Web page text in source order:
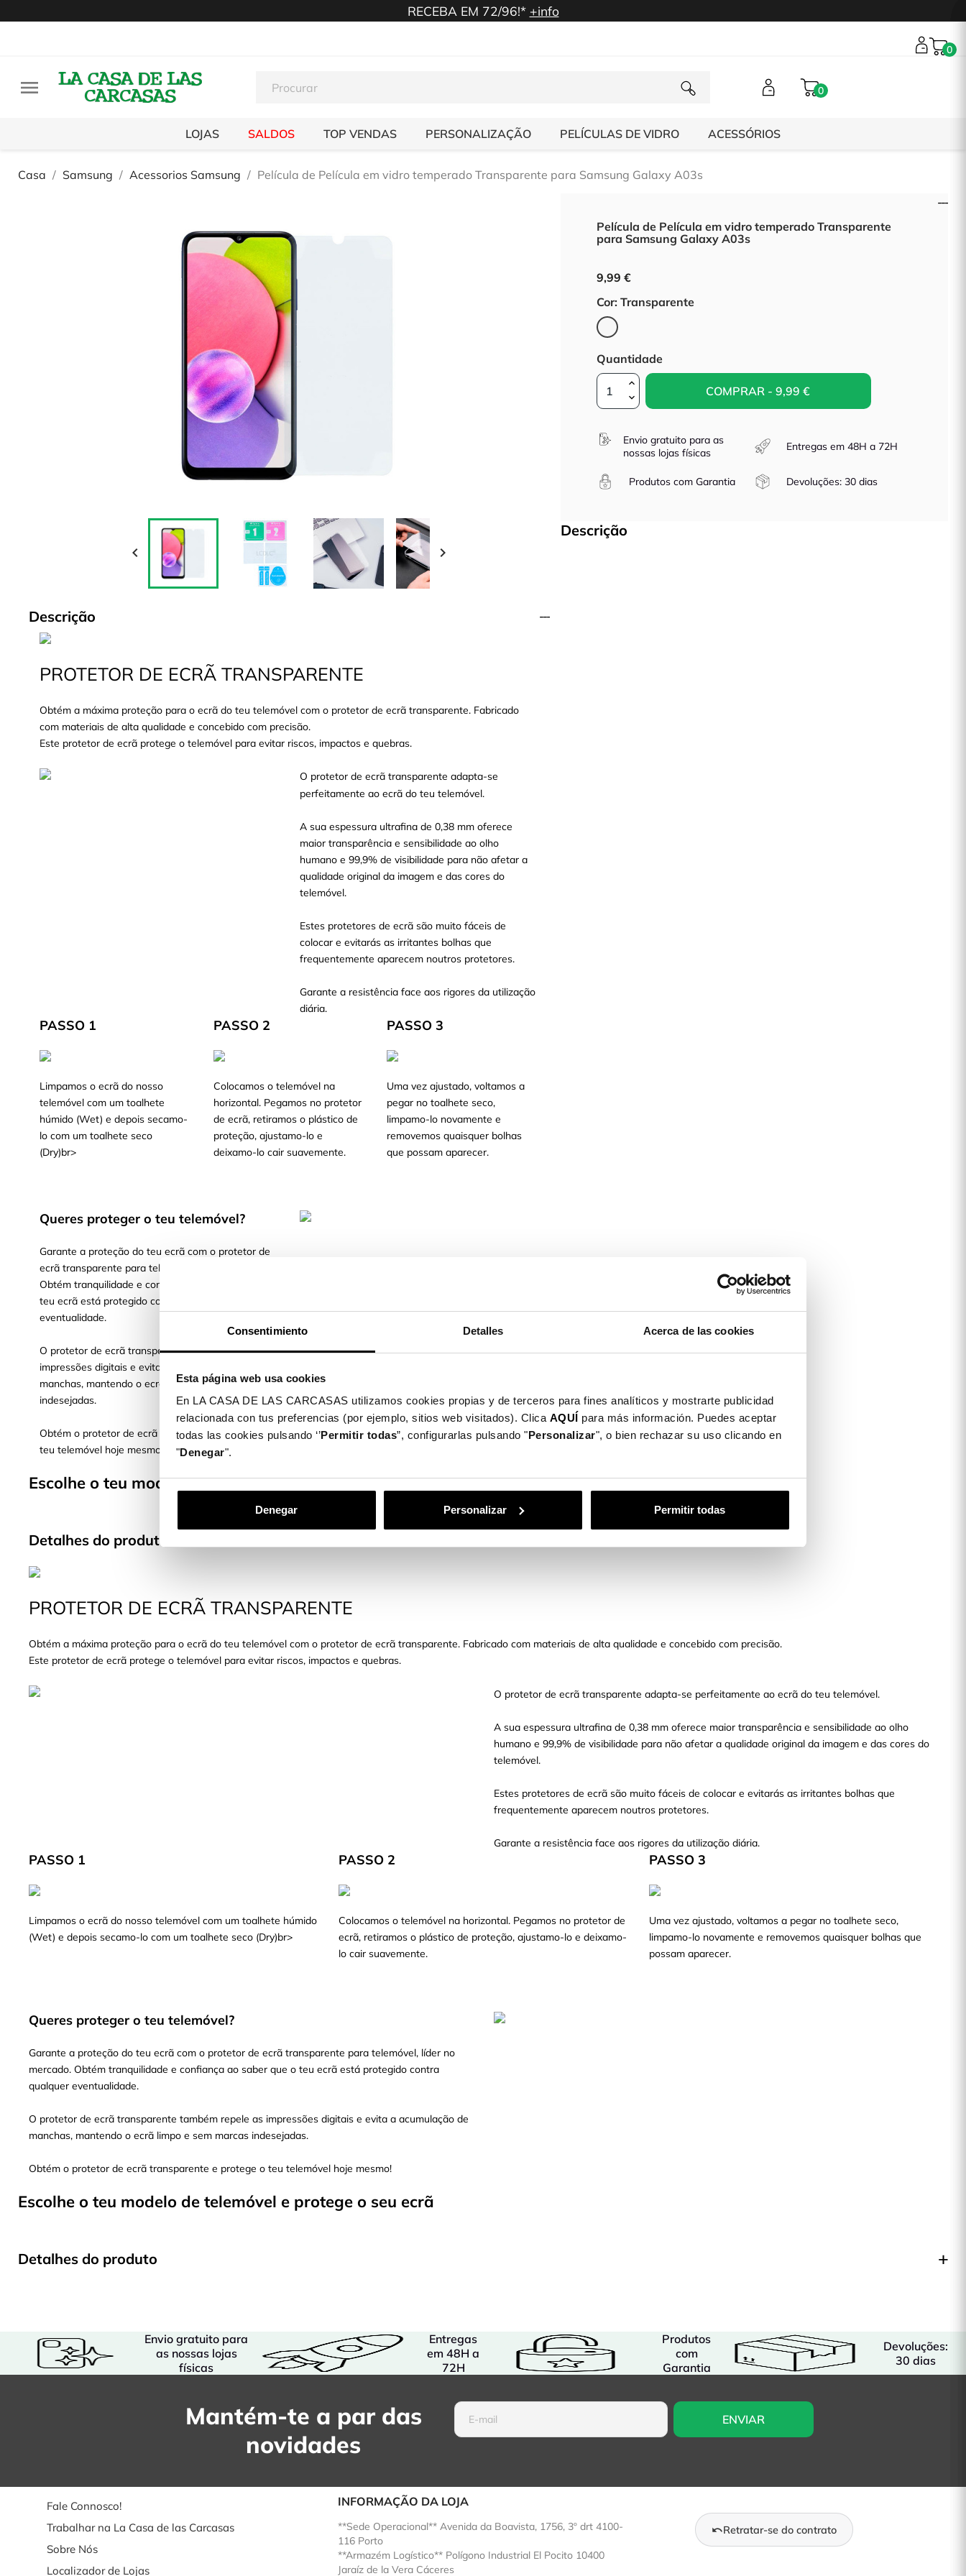
Consentimiento Detalles Acerca de las cookies
Esta página web usa cookies
En LA CASA DE LAS CARCASAS utilizamos cookies propias y de terceros para fines analíticos y mostrarte publicidad
relacionada con tus preferencias (por ejemplo, sitios web visitados). Clica AQUÍ para más información. Puedes aceptar
todas las cookies pulsando ‘’Permitir todas”, configurarlas pulsando "Personalizar", o bien rechazar su uso clicando en
"Denegar".
Denegar Personalizar Permitir todas
RECEBA EM 72/96!* +info
0
 0
LOJAS SALDOS TOP VENDAS PERSONALIZAÇÃO PELÍCULAS DE VIDRO ACESSÓRIOS
Casa Samsung Acessorios Samsung Película de Película em vidro temperado Transparente para Samsung Galaxy A03s
 
Descrição
PROTETOR DE ECRÃ TRANSPARENTE
Obtém a máxima proteção para o ecrã do teu telemóvel com o protetor de ecrã transparente. Fabricado
com materiais de alta qualidade e concebido com precisão.
Este protetor de ecrã protege o telemóvel para evitar riscos, impactos e quebras.
O protetor de ecrã transparente adapta-se
perfeitamente ao ecrã do teu telemóvel.
A sua espessura ultrafina de 0,38 mm oferece
maior transparência e sensibilidade ao olho
humano e 99,9% de visibilidade para não afetar a
qualidade original da imagem e das cores do
telemóvel.
Estes protetores de ecrã são muito fáceis de
colocar e evitarás as irritantes bolhas que
frequentemente aparecem noutros protetores.
Garante a resistência face aos rigores da utilização
diária.
PASSO 1
Limpamos o ecrã do nosso
telemóvel com um toalhete
húmido (Wet) e depois secamo-
lo com um toalhete seco
(Dry)br>
PASSO 2
Colocamos o telemóvel na
horizontal. Pegamos no protetor
de ecrã, retiramos o plástico de
proteção, ajustamo-lo e
deixamo-lo cair suavemente.
PASSO 3
Uma vez ajustado, voltamos a
pegar no toalhete seco,
limpamo-lo novamente e
removemos quaisquer bolhas
que possam aparecer.
Queres proteger o teu telemóvel?
Garante a proteção do teu ecrã com o protetor de
ecrã transparente para telemóvel, líder no mercado.
Obtém tranquilidade e confiança ao saber que o
teu ecrã está protegido contra qualquer
eventualidade.
O protetor de ecrã transparente também repele as
impressões digitais e evita a acumulação de
manchas, mantendo o ecrã limpo e sem marcas
indesejadas.
Obtém o protetor de ecrã transparente e protege o
teu telemóvel hoje mesmo!
Escolhe o teu modelo de telemóvel e protege o seu ecrã
Detalhes do produto
Película de Película em vidro temperado Transparente
para Samsung Galaxy A03s
9,99 €
Cor: Transparente
Transparente
Quantidade
COMPRAR - 9,99 €
Envio gratuito para as
nossas lojas físicas
Entregas em 48H a 72H
Produtos com Garantia Devoluções: 30 dias
Descrição
PROTETOR DE ECRÃ TRANSPARENTE
Obtém a máxima proteção para o ecrã do teu telemóvel com o protetor de ecrã transparente. Fabricado com materiais de alta qualidade e concebido com precisão.
Este protetor de ecrã protege o telemóvel para evitar riscos, impactos e quebras.
O protetor de ecrã transparente adapta-se perfeitamente ao ecrã do teu telemóvel.
A sua espessura ultrafina de 0,38 mm oferece maior transparência e sensibilidade ao olho
humano e 99,9% de visibilidade para não afetar a qualidade original da imagem e das cores do
telemóvel.
Estes protetores de ecrã são muito fáceis de colocar e evitarás as irritantes bolhas que
frequentemente aparecem noutros protetores.
Garante a resistência face aos rigores da utilização diária.
PASSO 1
Limpamos o ecrã do nosso telemóvel com um toalhete húmido
(Wet) e depois secamo-lo com um toalhete seco (Dry)br>
PASSO 2
Colocamos o telemóvel na horizontal. Pegamos no protetor de
ecrã, retiramos o plástico de proteção, ajustamo-lo e deixamo-
lo cair suavemente.
PASSO 3
Uma vez ajustado, voltamos a pegar no toalhete seco,
limpamo-lo novamente e removemos quaisquer bolhas que
possam aparecer.
Queres proteger o teu telemóvel?
Garante a proteção do teu ecrã com o protetor de ecrã transparente para telemóvel, líder no
mercado. Obtém tranquilidade e confiança ao saber que o teu ecrã está protegido contra
qualquer eventualidade.
O protetor de ecrã transparente também repele as impressões digitais e evita a acumulação de
manchas, mantendo o ecrã limpo e sem marcas indesejadas.
Obtém o protetor de ecrã transparente e protege o teu telemóvel hoje mesmo!
Escolhe o teu modelo de telemóvel e protege o seu ecrã
Detalhes do produto
Envio gratuito para
as nossas lojas
físicas
Entregas
em 48H a
72H
Produtos
com
Garantia
Devoluções:
30 dias
Mantém-te a par das
novidades
Fale Connosco!
Trabalhar na La Casa de las Carcasas
Sobre Nós
Localizador de Lojas
INFORMAÇÃO DA LOJA
**Sede Operacional** Avenida da Boavista, 1756, 3º drt 4100-
116 Porto
**Armazém Logístico** Polígono Industrial El Pocito 10400
Jaraíz de la Vera Cáceres
Retratar-se do contrato